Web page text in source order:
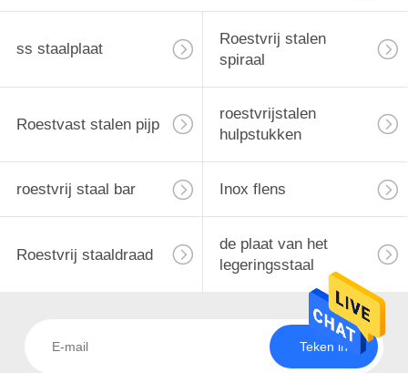
Roestvrij staaldraad
16
de plaat van het
legeringsstaal
ss staalplaat
Roestvrij stalen
spiraal
Roestvast stalen pijp
roestvrijstalen
hulpstukken
roestvrij staal bar Inox flens
Roestvrij staaldraad
de plaat van het
legeringsstaal
Teken in